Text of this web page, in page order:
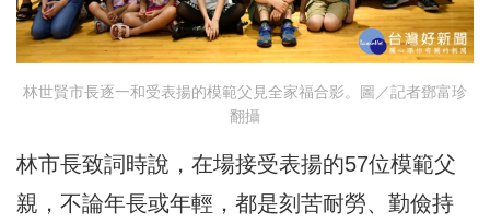
林世賢市長逐一和受表揚的模範父見全家福合影。圖／記者鄧富珍
翻攝
林市長致詞時說，在場接受表揚的57位模範父
親，不論年長或年輕，都是刻苦耐勞、勤儉持